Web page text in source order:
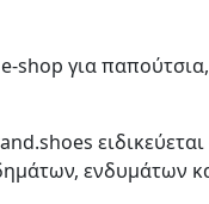
shop για
ενδυμάτων